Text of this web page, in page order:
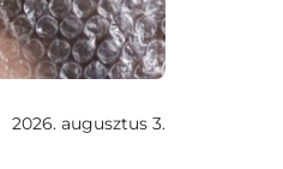
2026. augusztus 3.